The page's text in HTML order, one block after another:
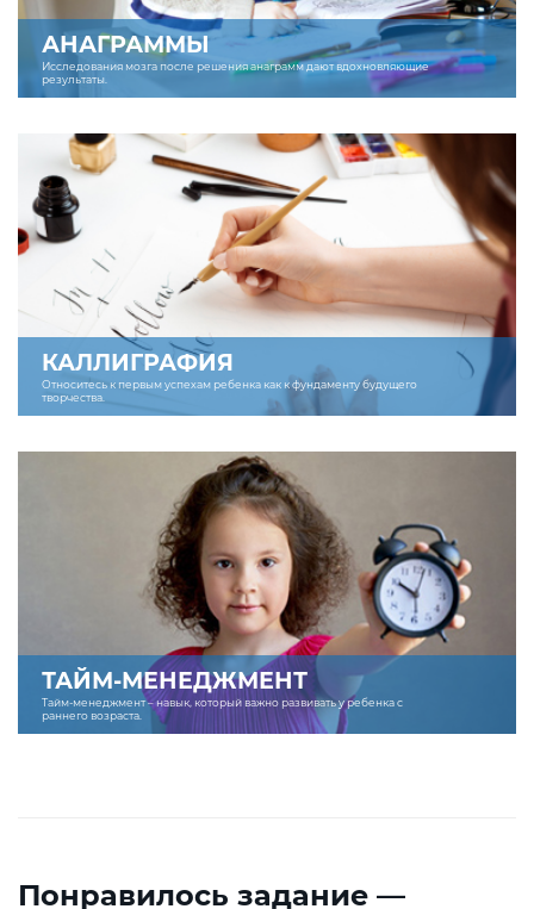
АНАГРАММЫ
Исследования мозга после решения анаграмм дают вдохновляющие
результаты.
КАЛЛИГРАФИЯ
Относитесь к первым успехам ребенка как к фундаменту будущего
творчества.
ТАЙМ-МЕНЕДЖМЕНТ
Тайм-менеджмент – навык, который важно развивать у ребенка с
раннего возраста.
Понравилось задание —